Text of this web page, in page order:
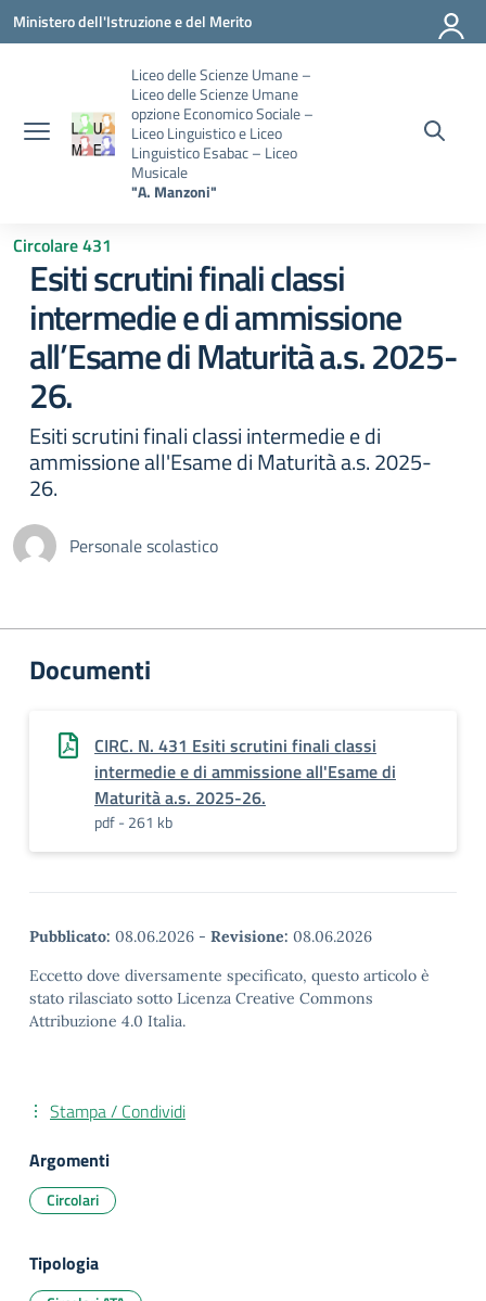
Vai ai contenuti
Vai al menu di navigazione
Vai al footer
Ministero dell'Istruzione e del Merito
Liceo delle Scienze Umane –
Liceo delle Scienze Umane
opzione Economico Sociale –
Liceo Linguistico e Liceo
Linguistico Esabac – Liceo
Musicale
"A. Manzoni"
Circolare 431
Esiti scrutini finali classi
intermedie e di ammissione
all’Esame di Maturità a.s. 2025-
26.
Esiti scrutini finali classi intermedie e di
ammissione all'Esame di Maturità a.s. 2025-
26.
Personale scolastico
Documenti
CIRC. N. 431 Esiti scrutini finali classi
intermedie e di ammissione all'Esame di
Maturità a.s. 2025-26.
pdf - 261 kb
Pubblicato: 08.06.2026 - Revisione: 08.06.2026
Eccetto dove diversamente specificato, questo articolo è
stato rilasciato sotto Licenza Creative Commons
Attribuzione 4.0 Italia.
Stampa / Condividi
Argomenti
Circolari
Tipologia